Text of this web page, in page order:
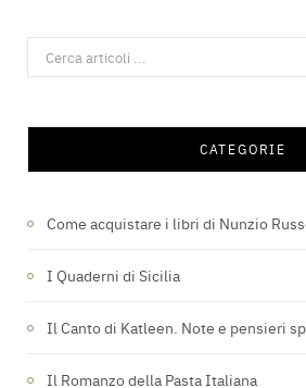
Search
for:
CATEGORIE
Come acquistare i libri di Nunzio
I Quaderni di Sicilia
Il Canto di Katleen. Note e pensieri
Il Romanzo della Pasta Italiana